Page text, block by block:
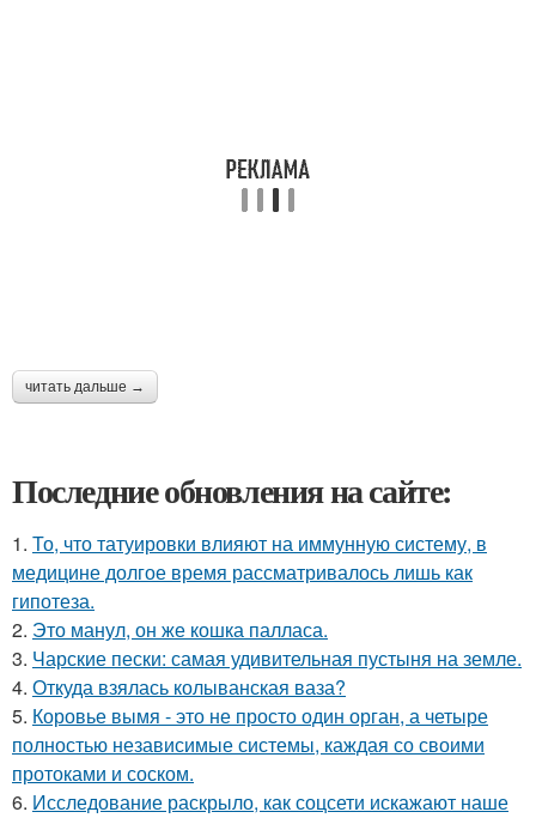
читать дальше →
Последние обновления на сайте:
1. То, что татуировки влияют на иммунную систему, в
медицине долгое время рассматривалось лишь как
гипотеза.
2. Это манул, он же кошка палласа.
3. Чарские пески: самая удивительная пустыня на земле.
4. Откуда взялась колыванская ваза?
5. Коровье вымя - это не просто один орган, а четыре
полностью независимые системы, каждая со своими
протоками и соском.
6. Исследование раскрыло, как соцсети искажают наше